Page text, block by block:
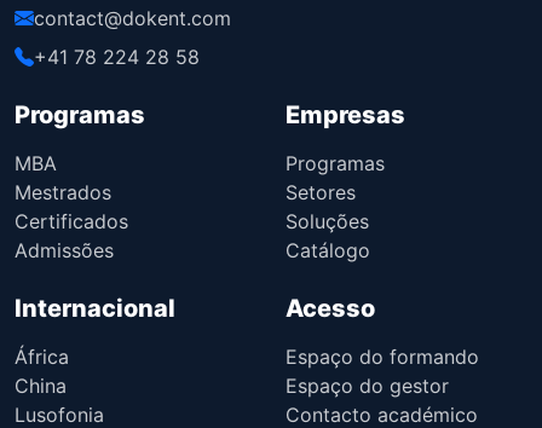
contact@dokent.com
+41 78 224 28 58
Programas
MBA
Mestrados
Certificados
Admissões
Empresas
Programas
Setores
Soluções
Catálogo
Internacional
África
China
Lusofonia
Acesso
Espaço do formando
Espaço do gestor
Contacto académico